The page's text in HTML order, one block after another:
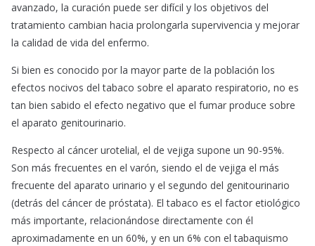
avanzado, la curación puede ser difícil y los objetivos del
tratamiento cambian hacia prolongarla supervivencia y mejorar
la calidad de vida del enfermo.
Si bien es conocido por la mayor parte de la población los
efectos nocivos del tabaco sobre el aparato respiratorio, no es
tan bien sabido el efecto negativo que el fumar produce sobre
el aparato genitourinario.
Respecto al cáncer urotelial, el de vejiga supone un 90-95%.
Son más frecuentes en el varón, siendo el de vejiga el más
frecuente del aparato urinario y el segundo del genitourinario
(detrás del cáncer de próstata). El tabaco es el factor etiológico
más importante, relacionándose directamente con él
aproximadamente en un 60%, y en un 6% con el tabaquismo